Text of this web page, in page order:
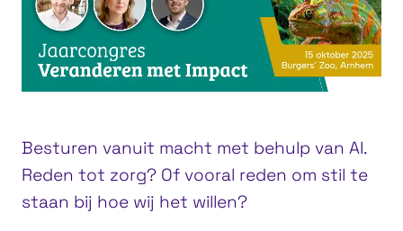
Besturen vanuit macht met behulp van AI.
Reden tot zorg? Of vooral reden om stil te
staan bij hoe wij het willen?